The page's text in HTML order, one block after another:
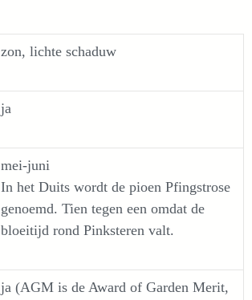
zon, lichte schaduw
ja
mei-juni
In het Duits wordt de pioen Pfingstrose
genoemd. Tien tegen een omdat de
bloeitijd rond Pinksteren valt.
ja (AGM is de Award of Garden Merit,